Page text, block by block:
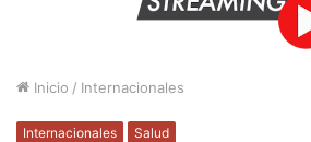
Inicio / Internacionales
Internacionales Salud